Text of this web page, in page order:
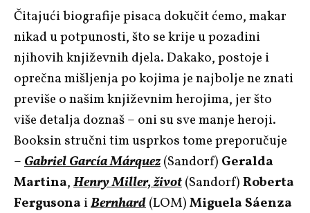
Čitajući biografije pisaca dokučit ćemo, makar
nikad u potpunosti, što se krije u pozadini
njihovih književnih djela. Dakako, postoje i
oprečna mišljenja po kojima je najbolje ne znati
previše o našim književnim herojima, jer što
više detalja doznaš – oni su sve manje heroji.
Booksin stručni tim usprkos tome preporučuje
–Gabriel García Márquez(Sandorf) Geralda
Martina,Henry Miller, život(Sandorf)Roberta
FergusonaiBernhard(LOM)Miguela Sáenza